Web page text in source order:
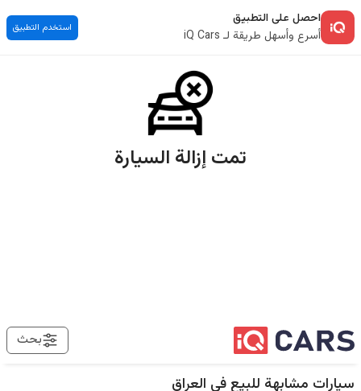
احصل على التطبيق
أسرع وأسهل طريقة لـ iQ Cars
استخدم التطبيق
تمت إزالة السيارة
بحث
سيارات مشابهة للبيع في العراق